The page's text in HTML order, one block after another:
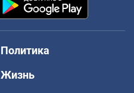
Политика
Жизнь